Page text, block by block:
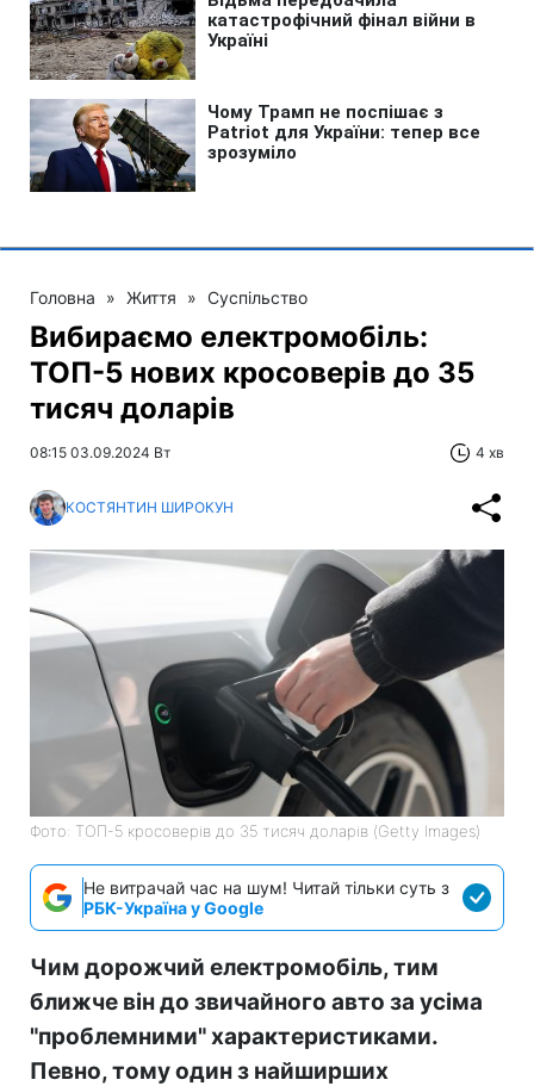
Головна » Життя » Суспільство
Вибираємо електромобіль:
ТОП-5 нових кросоверів до 35
тисяч доларів
08:15 03.09.2024 Вт 4 хв
КОСТЯНТИН ШИРОКУН
Фото: ТОП-5 кросоверів до 35 тисяч доларів (Getty Images)
Не витрачай час на шум! Читай тільки суть з
РБК-Україна у Google
Чим дорожчий електромобіль, тим
ближче він до звичайного авто за усіма
"проблемними" характеристиками.
Певно, тому один з найширших